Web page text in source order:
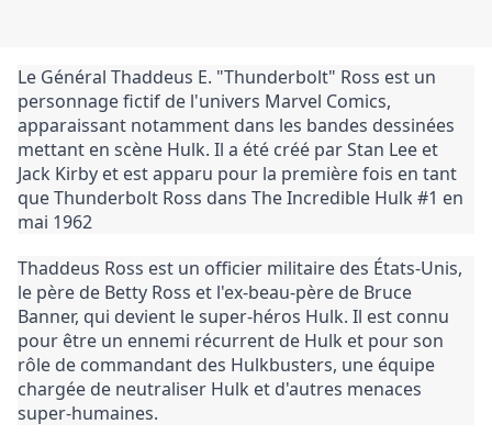
Le Général Thaddeus E. "Thunderbolt" Ross est un
personnage fictif de l'univers Marvel Comics,
apparaissant notamment dans les bandes dessinées
mettant en scène Hulk. Il a été créé par Stan Lee et
Jack Kirby et est apparu pour la première fois en tant
que Thunderbolt Ross dans The Incredible Hulk #1 en
mai 1962
Thaddeus Ross est un officier militaire des États-Unis,
le père de Betty Ross et l'ex-beau-père de Bruce
Banner, qui devient le super-héros Hulk. Il est connu
pour être un ennemi récurrent de Hulk et pour son
rôle de commandant des Hulkbusters, une équipe
chargée de neutraliser Hulk et d'autres menaces
super-humaines.